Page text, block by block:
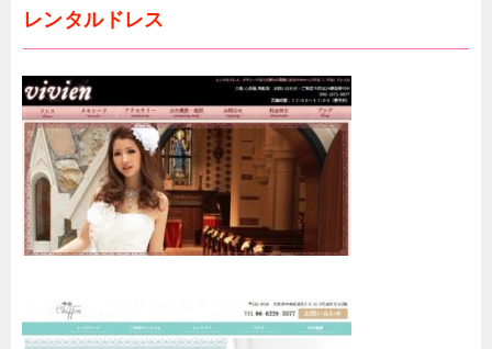
レンタルドレス